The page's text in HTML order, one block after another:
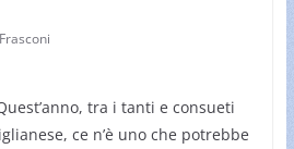
tra i tanti e consueti
ce n’è uno che potrebbe